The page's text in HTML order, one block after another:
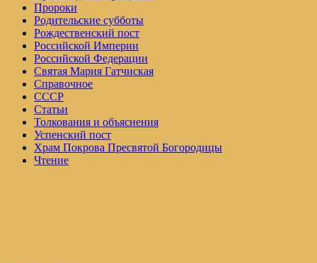
Пророки
Родительские субботы
Рождественский пост
Российской Империи
Российской Федерации
Святая Мария Гатчиская
Справочное
СССР
Статьи
Толкования и объяснения
Успенский пост
Храм Покрова Пресвятой Богородицы
Чтение